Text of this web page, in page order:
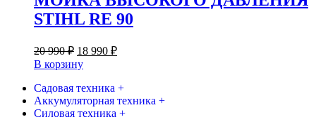
STIHL RE 90
20 990₽ Первоначальная
цена
составляла
20
990 ₽.
18 990 ₽Текущая
990 ₽.
В корзину
Садовая техника +
Аккумуляторная техника +
Силовая техника +